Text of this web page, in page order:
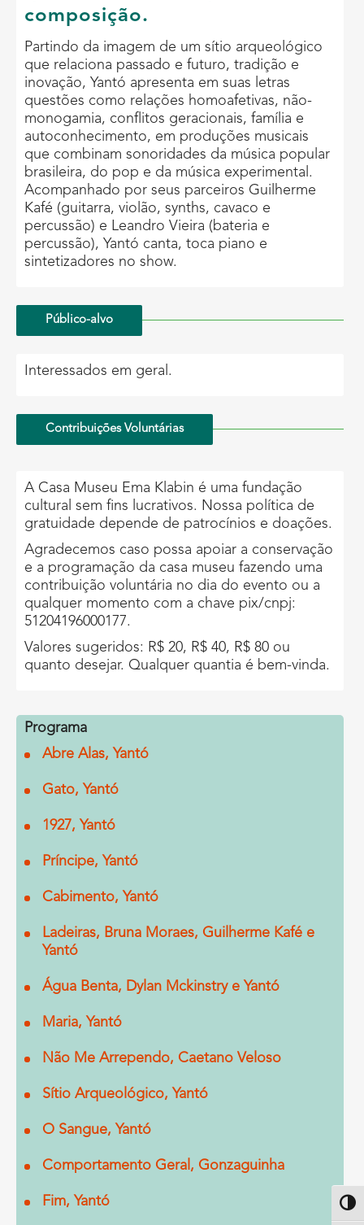
composição.
Partindo da imagem de um sítio arqueológico
que relaciona passado e futuro, tradição e
inovação, Yantó apresenta em suas letras
questões como relações homoafetivas, não-
monogamia, conflitos geracionais, família e
autoconhecimento, em produções musicais
que combinam sonoridades da música popular
brasileira, do pop e da música experimental.
Acompanhado por seus parceiros Guilherme
Kafé (guitarra, violão, synths, cavaco e
percussão) e Leandro Vieira (bateria e
percussão), Yantó canta, toca piano e
sintetizadores no show.
Público-alvo
Interessados em geral.
Contribuições Voluntárias
A Casa Museu Ema Klabin é uma fundação
cultural sem fins lucrativos. Nossa política de
gratuidade depende de patrocínios e doações.
Agradecemos caso possa apoiar a conservação
e a programação da casa museu fazendo uma
contribuição voluntária no dia do evento ou a
qualquer momento com a chave pix/cnpj:
51204196000177.
Valores sugeridos: R$ 20, R$ 40, R$ 80 ou
quanto desejar. Qualquer quantia é bem-vinda.
Programa
Abre Alas, Yantó
Gato, Yantó
1927, Yantó
Príncipe, Yantó
Cabimento, Yantó
Ladeiras, Bruna Moraes, Guilherme Kafé e
Yantó
Água Benta, Dylan Mckinstry e Yantó
Maria, Yantó
Não Me Arrependo, Caetano Veloso
Sítio Arqueológico, Yantó
O Sangue, Yantó
Comportamento Geral, Gonzaguinha
Fim, Yantó